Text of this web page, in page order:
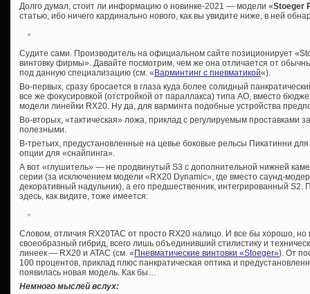
Долго думал, стоит ли информацию о новинке-2021 — модели «Stoeger
статью, ибо ничего кардинально нового, как вы увидите ниже, в ней
Судите сами. Производитель на официальном сайте позиционирует
винтовку фирмы». Давайте посмотрим, чем же она отличается от
под данную специализацию (см. «Варминтинг с пневматикой«).
Во-первых, сразу бросается в глаза куда более солидный
все же фокусировкой (отстройкой от параллакса) типа АО, вместо
модели линейки RX20. Ну да, для варминта подобные устройства
Во-вторых, «тактическая» ложа, приклад с регулируемым
полезными.
В-третьих, предустановленные на цевье боковые рельсы Пикатинни
опции для «снайпинга».
А вот «глушитель» — не продвинутый S3 с дополнительной нижней
серии (за исключением модели «RX20 Dynamic», где вместо саунд-
декоративный надульник), а его предшественник, интегрированный S2.
здесь, как видите, тоже имеется:
Словом, отличия RX20TAC от просто RX20 налицо. И все бы хорошо,
своеобразный гибрид, всего лишь объединивший стилистику и
линеек — RX20 и ATAC (см. «Пневматические винтовки «Stoeger»). От
100 процентов, приклад плюс панкратическая оптика и
появилась новая модель. Как бы…
Немного мыслей вслух: